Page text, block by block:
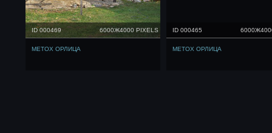
ID 000469 6000Ж4000 PIXELS
МЕТОХ ОРЛИЦА
ID 000465
МЕТОХ ОРЛИЦА